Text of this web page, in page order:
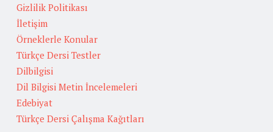
Gizlilik Politikası
İletişim
Örneklerle Konular
Türkçe Dersi Testler
Dilbilgisi
Dil Bilgisi Metin İncelemeleri
Edebiyat
Türkçe Dersi Çalışma Kağıtları